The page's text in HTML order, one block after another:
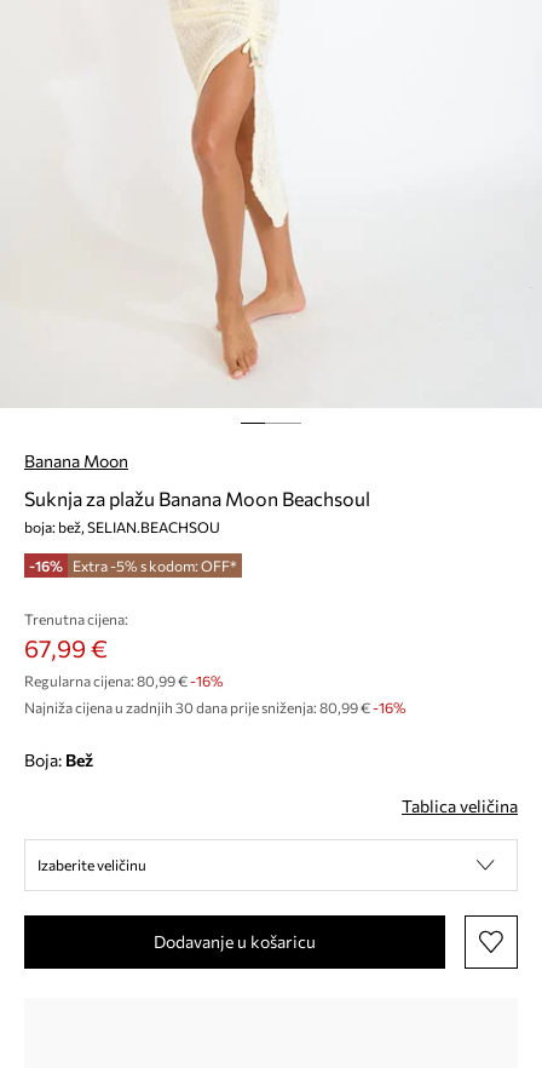
Banana Moon
Suknja za plažu Banana Moon Beachsoul
boja: bež, SELIAN.BEACHSOU
-16% Extra -5% s kodom: OFF*
Trenutna cijena:
67,99 €
Regularna cijena: 80,99 €-16%
Najniža cijena u zadnjih 30 dana prije sniženja: 80,99 € -16%
Boja: bež
Tablica veličina
Izaberite veličinu
Dodavanje u košaricu